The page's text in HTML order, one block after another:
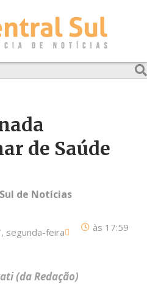
de Saúde
de Notícias
segunda-feira às 17:59
(da Redação)